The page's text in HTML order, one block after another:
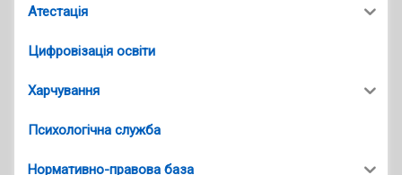
Атестація
Цифровізація освіти
Харчування
Психологічна служба
Нормативно-правова база